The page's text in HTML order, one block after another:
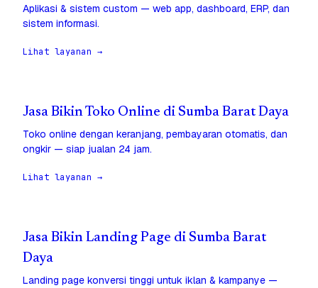
Aplikasi & sistem custom — web app, dashboard, ERP, dan
sistem informasi.
Lihat layanan →
Jasa Bikin Toko Online di Sumba Barat Daya
Toko online dengan keranjang, pembayaran otomatis, dan
ongkir — siap jualan 24 jam.
Lihat layanan →
Jasa Bikin Landing Page di Sumba Barat
Daya
Landing page konversi tinggi untuk iklan & kampanye —